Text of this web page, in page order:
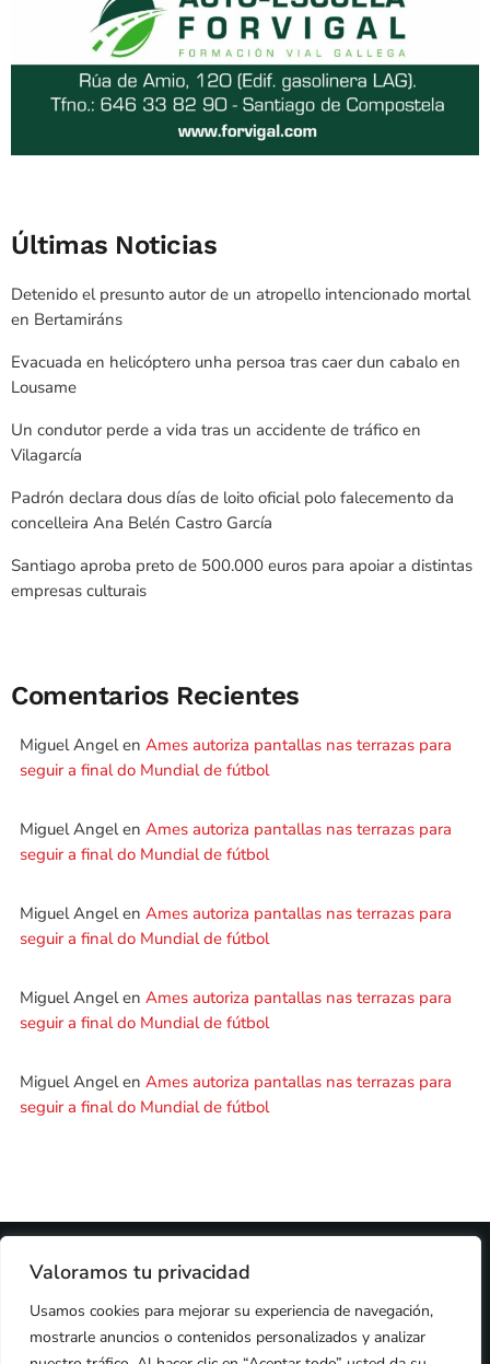
Valoramos tu privacidad
Usamos cookies para mejorar su experiencia de navegación,
mostrarle anuncios o contenidos personalizados y analizar
Últimas Noticias
Detenido el presunto autor de un atropello intencionado mortal
en Bertamiráns
Evacuada en helicóptero unha persoa tras caer dun cabalo en
Lousame
Un condutor perde a vida tras un accidente de tráfico en
Vilagarcía
Padrón declara dous días de loito oficial polo falecemento da
concelleira Ana Belén Castro García
Santiago aproba preto de 500.000 euros para apoiar a distintas
empresas culturais
Comentarios Recientes
Miguel Angelen Ames autoriza pantallas nas terrazas para
seguir a final do Mundial de fútbol
Miguel Angelen Ames autoriza pantallas nas terrazas para
seguir a final do Mundial de fútbol
Miguel Angelen Ames autoriza pantallas nas terrazas para
seguir a final do Mundial de fútbol
Miguel Angelen Ames autoriza pantallas nas terrazas para
seguir a final do Mundial de fútbol
Miguel Angelen Ames autoriza pantallas nas terrazas para
seguir a final do Mundial de fútbol
2024 © PROPIEDAD DE DEZASETE MEDIA SL
COOKIES
AVISO LEGAL
PUBLICIDAD